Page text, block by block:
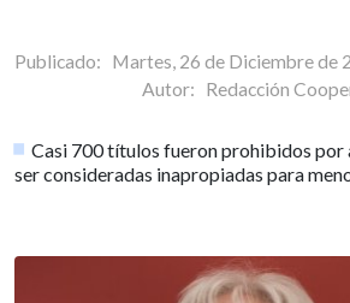
Publicado: Martes, 26 de Diciembre de
Autor: Redacción
Casi 700 títulos fueron prohibidos por
ser consideradas inapropiadas para